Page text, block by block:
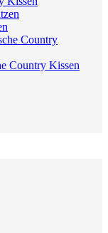
Country Kissen